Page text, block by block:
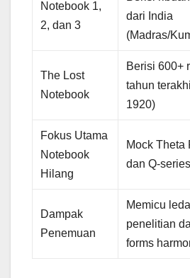
Notebook 1,
2, dan 3
dari India
(Madras/
The Lost
Notebook
Berisi 600+
tahun
1920)
Fokus Utama
Notebook
Hilang
Mock Theta
dan Q-series
Dampak
Penemuan
Memicu
penelitian
forms